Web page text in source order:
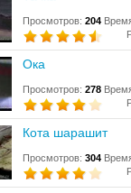
Просмотров: 204
Ока
Просмотров: 278
Кота шарашит
Просмотров: 304